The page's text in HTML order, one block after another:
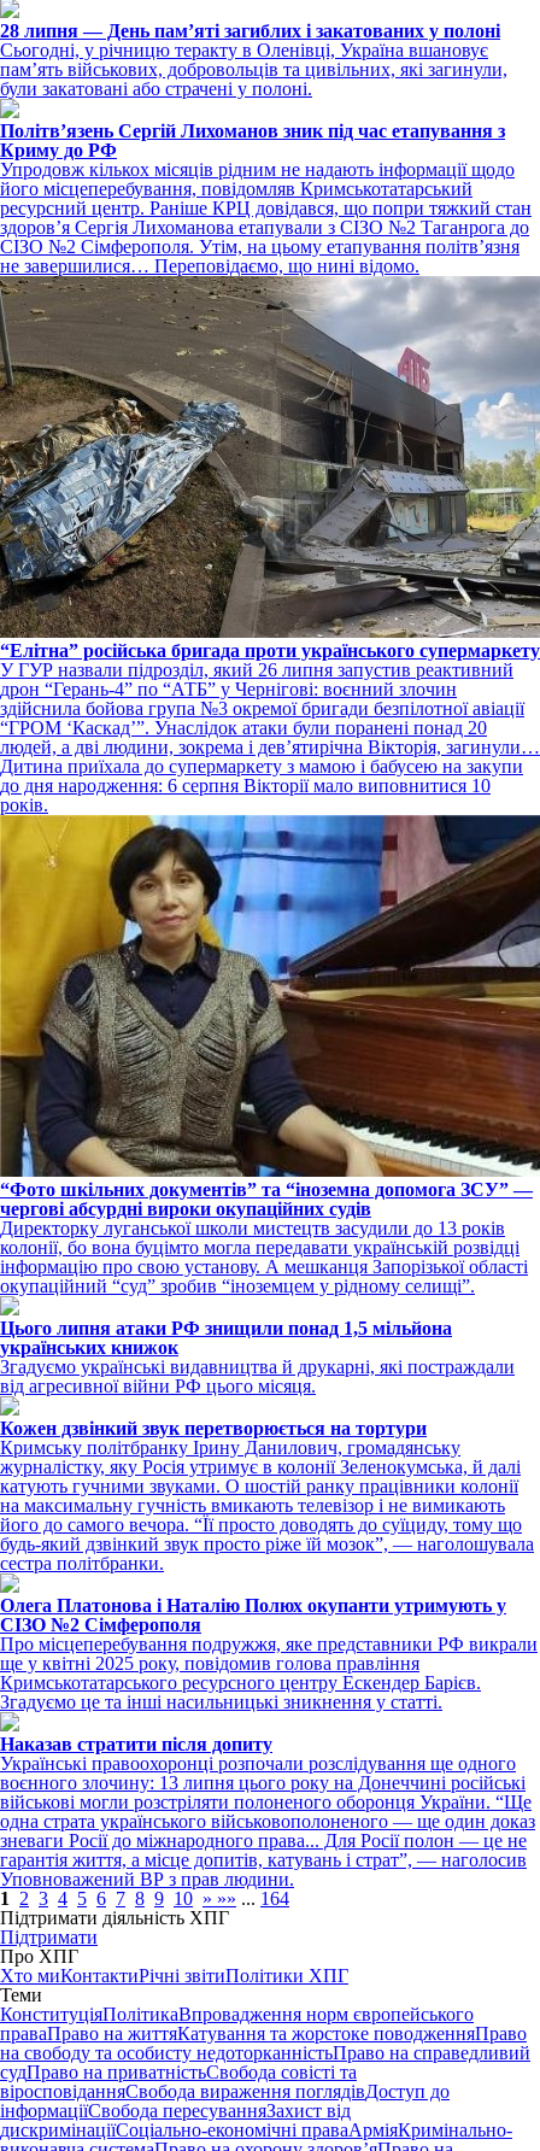
28 липня — День пам’яті загиблих і закатованих у полоні
Сьогодні, у річницю теракту в Оленівці, Україна вшановує
пам’ять військових, добровольців та цивільних, які загинули,
були закатовані або страчені у полоні.
Політвʼязень Сергій Лихоманов зник під час етапування з
Криму до РФ
Упродовж кількох місяців рідним не надають інформації щодо
його місцеперебування, повідомляв Кримськотатарський
ресурсний центр. Раніше КРЦ довідався, що попри тяжкий стан
здоров’я Сергія Лихоманова етапували з СІЗО №2 Таганрога до
СІЗО №2 Сімферополя. Утім, на цьому етапування політвʼязня
не завершилися… Переповідаємо, що нині відомо.
“Елітна” російська бригада проти українського супермаркету
У ГУР назвали підрозділ, який 26 липня запустив реактивний
дрон “Герань-4” по “АТБ” у Чернігові: воєнний злочин
здійснила бойова група №3 окремої бригади безпілотної авіації
“ГРОМ ‘Каскад’”. Унаслідок атаки були поранені понад 20
людей, а дві людини, зокрема і дев’ятирічна Вікторія, загинули…
Дитина приїхала до супермаркету з мамою і бабусею на закупи
до дня народження: 6 серпня Вікторії мало виповнитися 10
років.
“Фото шкільних документів” та “іноземна допомога ЗСУ” —
чергові абсурдні вироки окупаційних судів
Директорку луганської школи мистецтв засудили до 13 років
колонії, бо вона буцімто могла передавати українській розвідці
інформацію про свою установу. А мешканця Запорізької області
окупаційний “суд” зробив “іноземцем у рідному селищі”.
Цього липня атаки РФ знищили понад 1,5 мільйона
українських книжок
Згадуємо українські видавництва й друкарні, які постраждали
від агресивної війни РФ цього місяця.
Кожен дзвінкий звук перетворюється на тортури
Кримську політбранку Ірину Данилович, громадянську
журналістку, яку Росія утримує в колонії Зеленокумська, й далі
катують гучними звуками. О шостій ранку працівники колонії
на максимальну гучність вмикають телевізор і не вимикають
його до самого вечора. “Її просто доводять до суїциду, тому що
будь-який дзвінкий звук просто ріже їй мозок”, — наголошувала
сестра політбранки.
Олега Платонова і Наталію Полюх окупанти утримують у
СІЗО №2 Сімферополя
Про місцеперебування подружжя, яке представники РФ викрали
ще у квітні 2025 року, повідомив голова правління
Кримськотатарського ресурсного центру Ескендер Барієв.
Згадуємо це та інші насильницькі зникнення у статті.
Наказав стратити після допиту
Українські правоохоронці розпочали розслідування ще одного
воєнного злочину: 13 липня цього року на Донеччині російські
військові могли розстріляти полоненого оборонця України. “Ще
одна страта українського військовополоненого — ще один доказ
зневаги Росії до міжнародного права... Для Росії полон — це не
гарантія життя, а місце допитів, катувань і страт”, — наголосив
Уповноважений ВР з прав людини.
1
2 3 4 5 6 7 8 9 10 » »» ... 164
Підтримати діяльність ХПГ
Підтримати
Про ХПГ
Хто миКонтактиРічні звітиПолітики ХПГ
Теми
КонституціяПолітикаВпровадження норм європейського
праваПраво на життяКатування та жорстоке поводженняПраво
на свободу та особисту недоторканністьПраво на справедливий
судПраво на приватністьСвобода совісті та
віросповіданняСвобода вираження поглядівДоступ до
інформаціїСвобода пересуванняЗахист від
дискримінаціїСоціально-економічні праваАрміяКримінально-